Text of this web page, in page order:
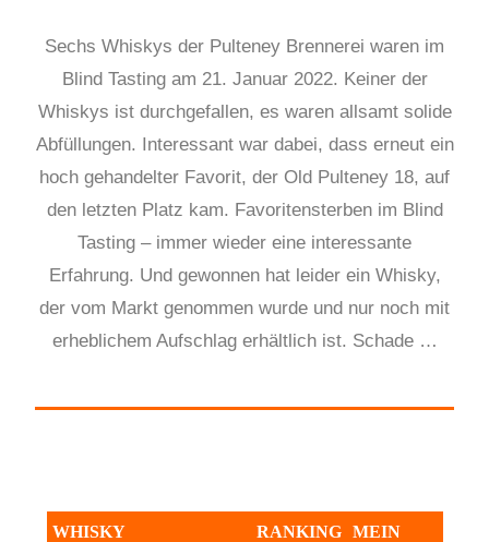
Sechs Whiskys der Pulteney Brennerei waren im
Blind Tasting am 21. Januar 2022. Keiner der
Whiskys ist durchgefallen, es waren allsamt solide
Abfüllungen. Interessant war dabei, dass erneut ein
hoch gehandelter Favorit, der Old Pulteney 18, auf
den letzten Platz kam. Favoritensterben im Blind
Tasting – immer wieder eine interessante
Erfahrung. Und gewonnen hat leider ein Whisky,
der vom Markt genommen wurde und nur noch mit
erheblichem Aufschlag erhältlich ist. Schade …
WHISKY RANKING
MEIN